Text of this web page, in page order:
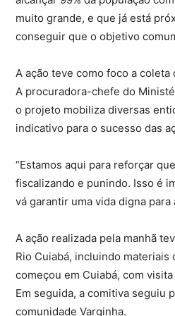
muito grande, e que já está
conseguir que o objetivo
A ação teve como foco a
A procuradora-chefe do
o projeto mobiliza diversas
indicativo para o sucesso das
“Estamos aqui para reforçar
fiscalizando e punindo. Isso é
vá garantir uma vida digna para
A ação realizada pela manhã
Rio Cuiabá, incluindo
começou em Cuiabá, com
Em seguida, a comitiva seguiu
comunidade Varginha.